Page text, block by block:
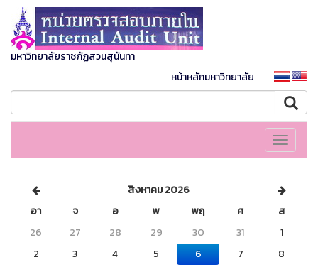
มหาวิทยาลัยราชภัฏสวนสุนันทา
หน้าหลักมหาวิทยาลัย
Toggle
สิงหาคม 2026
อา
จ อ พ พฤ ศ
ส
26
27 28 29 30 31
1
2
3 4 5 6 7
8